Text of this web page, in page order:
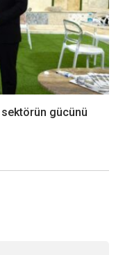
sektörün gücünü